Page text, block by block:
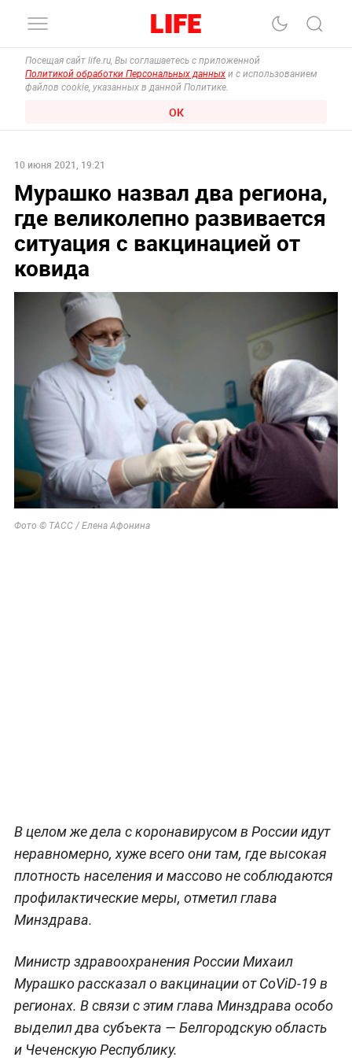
Посещая сайт life.ru, Вы соглашаетесь с приложенной
Политикой обработки Персональных данных и с использованием
файлов cookie, указанных в данной Политике.
ОК
10 июня 2021, 19:21
Мурашко назвал два региона,
где великолепно развивается
ситуация с вакцинацией от
ковида
Фото © ТАСС / Елена Афонина
В целом же дела с коронавирусом в России идут
неравномерно, хуже всего они там, где высокая
плотность населения и массово не соблюдаются
профилактические меры, отметил глава
Минздрава.
Министр здравоохранения России Михаил
Мурашко рассказал о вакцинации от CoViD-19 в
регионах. В связи с этим глава Минздрава особо
выделил два субъекта — Белгородскую область
и Чеченскую Республику.